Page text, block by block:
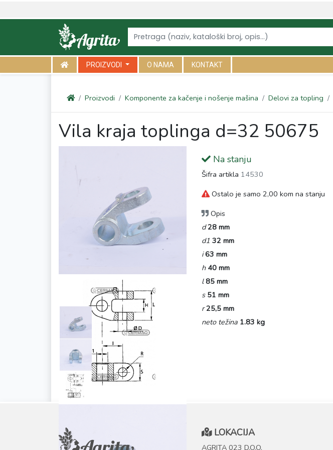
PROIZVODI O NAMA KONTAKT
Proizvodi Komponente za kačenje i nošenje mašina Delovi za topling
Vila kraja toplinga d=32 50675
Na stanju
Šifra artikla 14530
Ostalo je samo 2,00 kom na stanju
Opis
d 28 mm
d1 32 mm
i 63 mm
h 40 mm
l 85 mm
s 51 mm
r 25,5 mm
neto težina 1.83 kg
LOKACIJA
AGRITA 023 D.O.O.